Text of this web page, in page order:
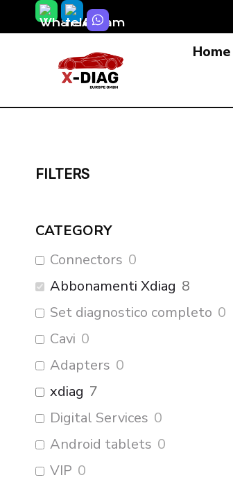
al
contenuto
Home
FILTERS
CATEGORY
Connectors 0
Abbonamenti Xdiag 8
Set diagnostico completo 0
Cavi 0
Adapters 0
xdiag 7
Digital Services 0
Android tablets 0
VIP 0